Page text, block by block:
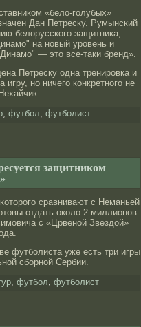
«бело-голубых»
Дан Петреску. Румынский
белорусского защитника,
на новый уровень и
— это все-таки бренд».
Петреску одна тренировка и
игру, но ничего конкретного не
, футбол, футболист
защитником
сравнивают с Неманьей
отдать околο 2 миллионοв
с «Црвенοй Звездοй»
футболиста уже есть три игры
сбοрнοй Сербии.
, футбол, футболист